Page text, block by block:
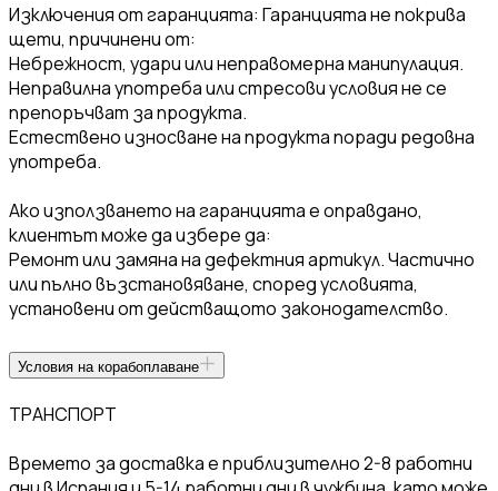
Изключения от гаранцията: Гаранцията не покрива
щети, причинени от:
Небрежност, удари или неправомерна манипулация.
Неправилна употреба или стресови условия не се
препоръчват за продукта.
Естествено износване на продукта поради редовна
употреба.
Ако използването на гаранцията е оправдано,
клиентът може да избере да:
Ремонт или замяна на дефектния артикул. Частично
или пълно възстановяване, според условията,
установени от действащото законодателство.
Условия на корабоплаване
ТРАНСПОРТ
Времето за доставка е приблизително 2-8 работни